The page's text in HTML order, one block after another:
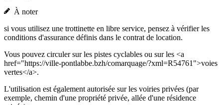
À noter
si vous utilisez une trottinette en libre service, pensez à vérifier les
conditions d'assurance définis dans le contrat de location.
Vous pouvez circuler sur les pistes cyclables ou sur les <a
href="https://ville-pontlabbe.bzh/comarquage/?xml=R54761">voies
vertes</a>.
L'utilisation est également autorisée sur les voiries privées (par
exemple, chemin d'une propriété privée, allée d'une résidence